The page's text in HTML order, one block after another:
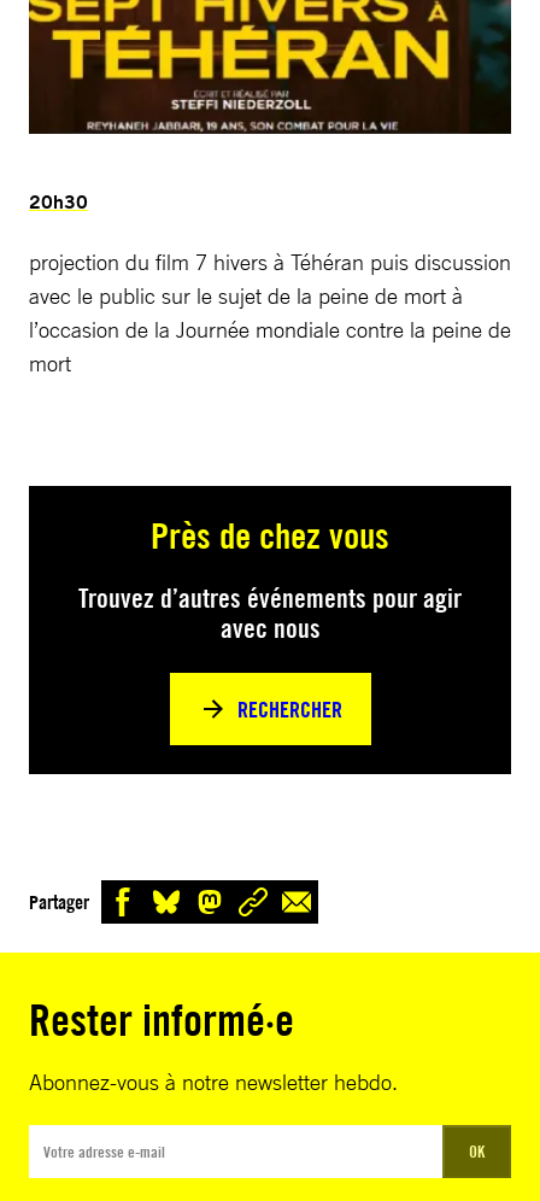
20h30
projection du film 7 hivers à Téhéran puis discussion
avec le public sur le sujet de la peine de mort à
l’occasion de la Journée mondiale contre la peine de
mort
Près de chez vous
Trouvez d’autres événements pour agir
avec nous
RECHERCHER
Partager
Rester informé·e
Abonnez-vous à notre newsletter hebdo.
OK